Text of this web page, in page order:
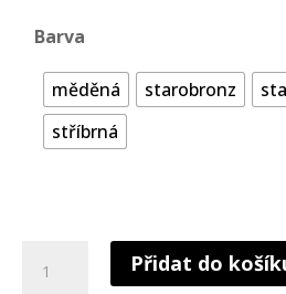
Barva
měděná starobronz
stříbrná
karabinka
Přidat do